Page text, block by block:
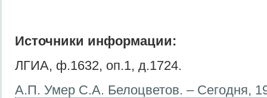
Источники информации:
ЛГИА, ф.1632, оп.1, д.1724.
А.П. Умер С.А. Белоцветов. – Сегодня,